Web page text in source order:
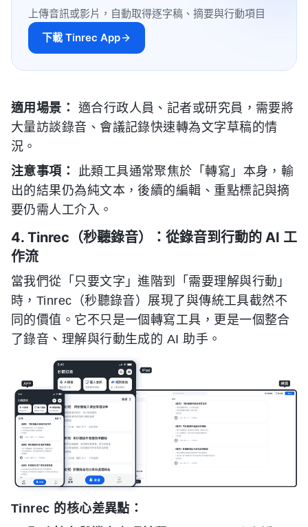
上傳音訊或影片，自動取得逐字稿、摘要與行動項目
下載 Tinrec App
適用場景：
適合行政人員、記者或研究員，需要將
大量訪談錄音、會議記錄快速轉為文字草稿的情
況。
注意事項：
此類工具通常聚焦於「轉寫」本身，輸
出的結果仍為純文本，後續的編輯、重點標記與摘
要仍需人工介入。
4. Tinrec（秒聽錄音）：從錄音到行動的 AI 工
作流
當我們從「只要文字」進階到「需要理解與行動」
時，Tinrec（秒聽錄音）展現了與傳統工具截然不
同的價值。它不只是一個轉寫工具，更是一個整合
了錄音、理解與行動生成的 AI 助手。
Tinrec 的核心差異點：